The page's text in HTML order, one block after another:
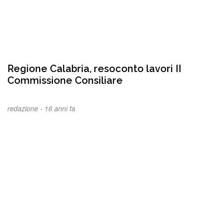
Regione Calabria, resoconto lavori II
Commissione Consiliare
redazione - 16 anni fa